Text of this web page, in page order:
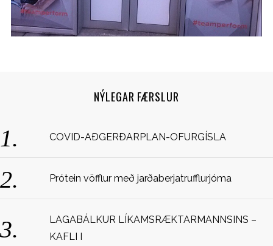
NÝLEGAR FÆRSLUR
COVID-AÐGERÐARPLAN-OFURGÍSLA
Prótein vöfflur með jarðaberjatrufflurjóma
LAGABÁLKUR LÍKAMSRÆKTARMANNSINS –
KAFLI I
c
h
o
r